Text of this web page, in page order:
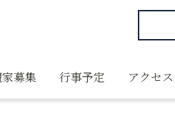
募集 行事予定 アクセス